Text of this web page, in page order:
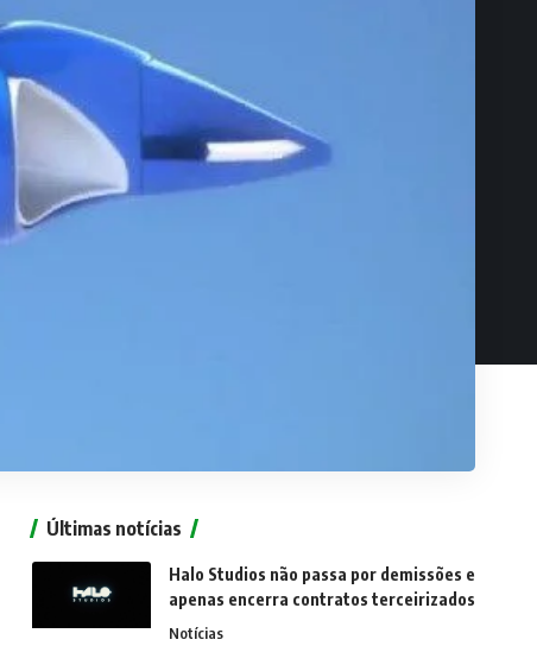
Últimas notícias
Halo Studios não passa por demissões e
apenas encerra contratos terceirizados
Notícias